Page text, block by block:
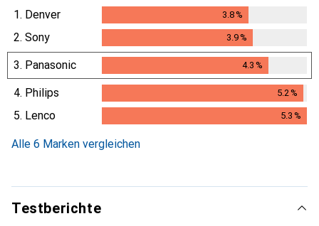
1. Denver 3.8%
2. Sony 3.9%
3. Panasonic 4.3 %
4. Philips 5.2 %
5.2%
5. Lenco 5.3 %
Alle 6 Marken vergleichen
Testberichte